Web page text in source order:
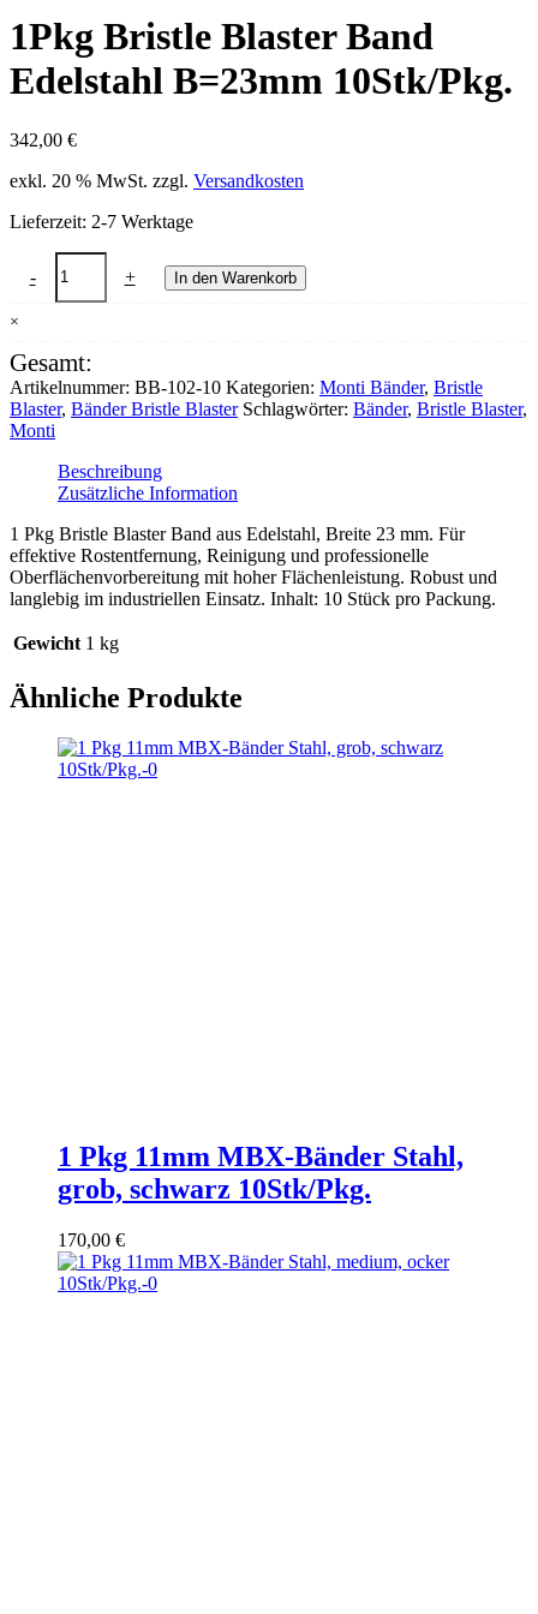
1Pkg Bristle Blaster Band
Edelstahl B=23mm 10Stk/Pkg.
342,00 €
exkl. 20 % MwSt. zzgl. Versandkosten
Lieferzeit: 2-7 Werktage
-
Bristle
Blaster
Band
B=23mm
10Stk/Pkg.
Menge
+ In den Warenkorb
×
Gesamt:
Artikelnummer: BB-102-10 Kategorien: Monti Bänder, Bristle
Blaster, Bänder Bristle Blaster Schlagwörter: Bänder, Bristle Blaster,
Monti
Beschreibung
Zusätzliche Information
1 Pkg Bristle Blaster Band aus Edelstahl, Breite 23 mm. Für
effektive Rostentfernung, Reinigung und professionelle
Oberflächenvorbereitung mit hoher Flächenleistung. Robust und
langlebig im industriellen Einsatz. Inhalt: 10 Stück pro Packung.
Gewicht 1 kg
Ähnliche Produkte
1 Pkg 11mm MBX-Bänder Stahl,
grob, schwarz 10Stk/Pkg.
170,00 €